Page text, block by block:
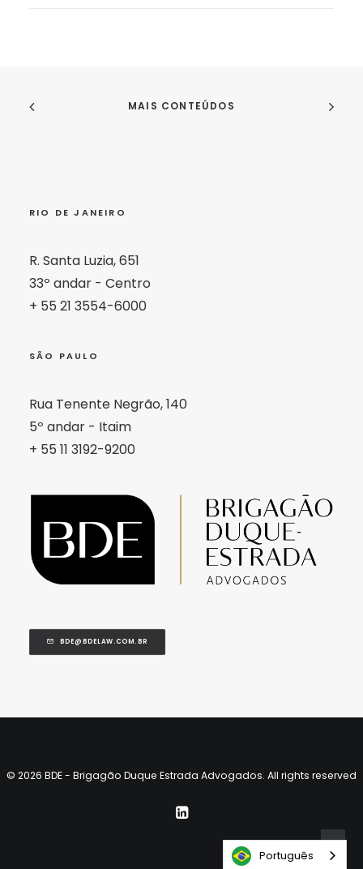
MAIS CONTEÚDOS
RIO DE JANEIRO
R. Santa Luzia, 651
33º andar - Centro
+ 55 21 3554-6000
SÃO PAULO
Rua Tenente Negrão, 140
5º andar - Itaim
+ 55 11 3192-9200
BDE@BDELAW.COM.BR
© 2026 BDE - Brigagão Duque Estrada Advogados. All rights reserved
Português